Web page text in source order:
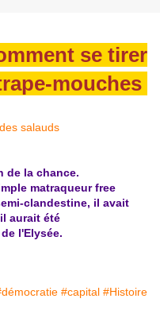
se tirer
mouches
de la chance.
matraqueur free
clandestine, il avait
aurait été
l'Elysée.
#capital #Histoire